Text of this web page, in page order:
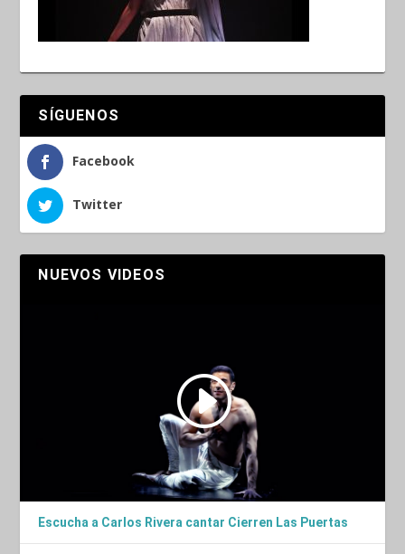
SÍGUENOS
Facebook
Twitter
NUEVOS VIDEOS
Escucha a Carlos Rivera cantar Cierren Las Puertas